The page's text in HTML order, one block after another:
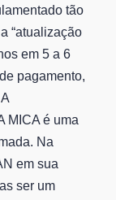
tão
“atualização
em 5 a 6
pagamento,
MICA é uma
Na
em sua
ser um